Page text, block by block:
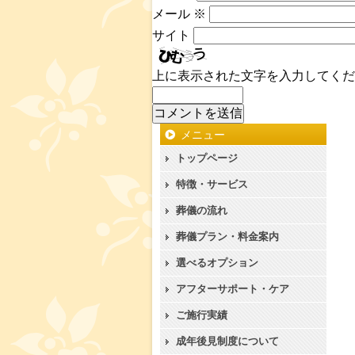
メール ※
サイト
上に表示された文字を入力してく
メニュー
トップページ
特徴・サービス
葬儀の流れ
葬儀プラン・料金案内
選べるオプション
アフターサポート・ケア
ご施行実績
成年後見制度について